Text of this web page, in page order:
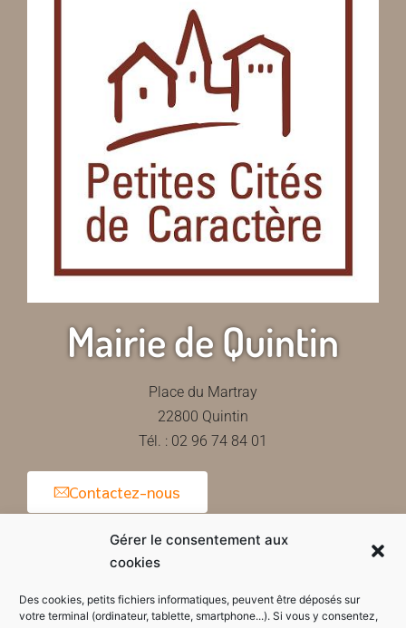
Gérer le consentement aux
cookies
Des cookies, petits fichiers informatiques, peuvent être déposés sur
votre terminal (ordinateur, tablette, smartphone...). Si vous y consentez,
Mairie de Quintin
Place du Martray
22800 Quintin
Tél. : 02 96 74 84 01
Contactez-nous
Horaires d'ouverture de la mairie